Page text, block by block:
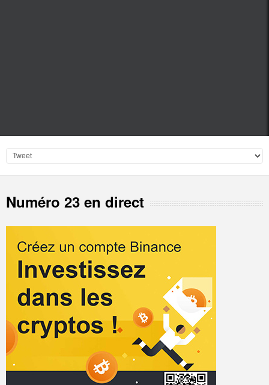
Numéro 23 en direct